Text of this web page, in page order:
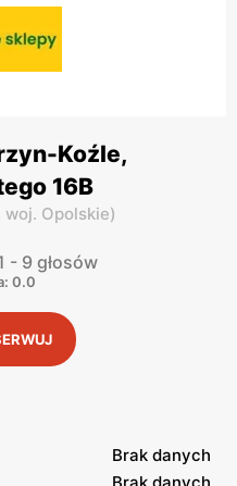
Koźle,
16B
woj. Opolskie)
- 9 głosów
0.0
Brak danych